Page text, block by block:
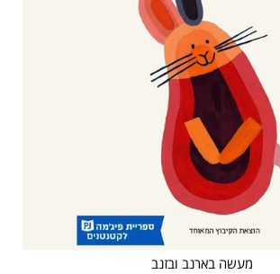
מעשה בארנב ובזנב